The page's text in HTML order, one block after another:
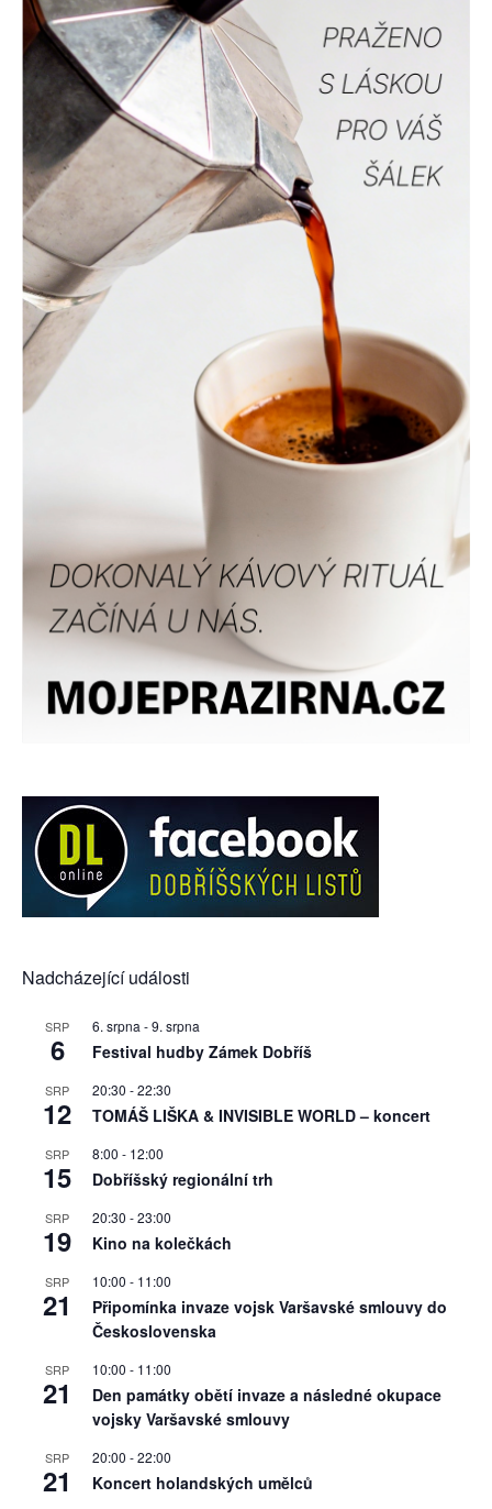
Nadcházející události
SRP
6
6. srpna -9. srpna
Festival hudby Zámek Dobříš
SRP
12
20:30 -22:30
TOMÁŠ LIŠKA & INVISIBLE WORLD – koncert
SRP
15
8:00 - 12:00
Dobříšský regionální trh
SRP
19
20:30 -23:00
Kino na kolečkách
SRP
21
10:00 - 11:00
Připomínka invaze vojsk Varšavské smlouvy do
Československa
SRP
21
10:00 - 11:00
Den památky obětí invaze a následné okupace
vojsky Varšavské smlouvy
SRP
21
20:00 -22:00
Koncert holandských umělců